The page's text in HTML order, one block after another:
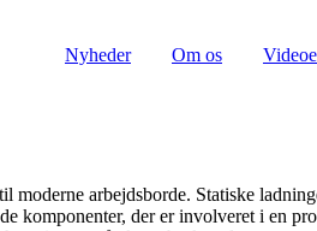
Nyheder Om os
arbejdsborde. Statiske
komponenter, der er involveret i en